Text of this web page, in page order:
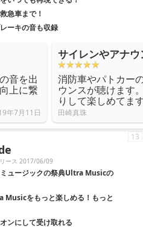
急車まで！
ーキの音も収録
音を出
上に繋
年7月11日
サイレンやアナ
消防車やパトカー
ウンスが聴けます
りして楽しめてま
田崎真珠
ース 2017/06/09
ュージックの祭典Ultra Musicの
Musicをもっと楽しめる！もっと
ンにして受け取れる
13